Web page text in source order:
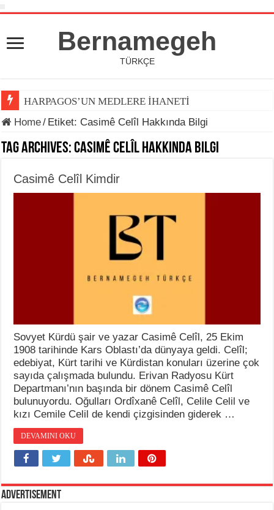
Bernamegeh
TÜRKÇE
HARPAGOS’UN MEDLERE İHANETİ
Home/ Etiket: Casimê Celîl Hakkında Bilgi
Tag Archives:Casimê Celîl Hakkında Bilgi
Casimê Celîl Kimdir
Sovyet Kürdü şair ve yazar Casimê Celîl, 25 Ekim
1908 tarihinde Kars Oblastı’da dünyaya geldi. Celîl;
edebiyat, Kürt tarihi ve Kürdistan konuları üzerine çok
sayıda çalışmada bulundu. Erivan Radyosu Kürt
Departmanı’nın başında bir dönem Casimê Celîl
bulunuyordu. Oğulları Ordîxanê Celîl, Celile Celil ve
kızı Cemile Celil de kendi çizgisinden giderek …
DEVAMINI OKU
Advertisement